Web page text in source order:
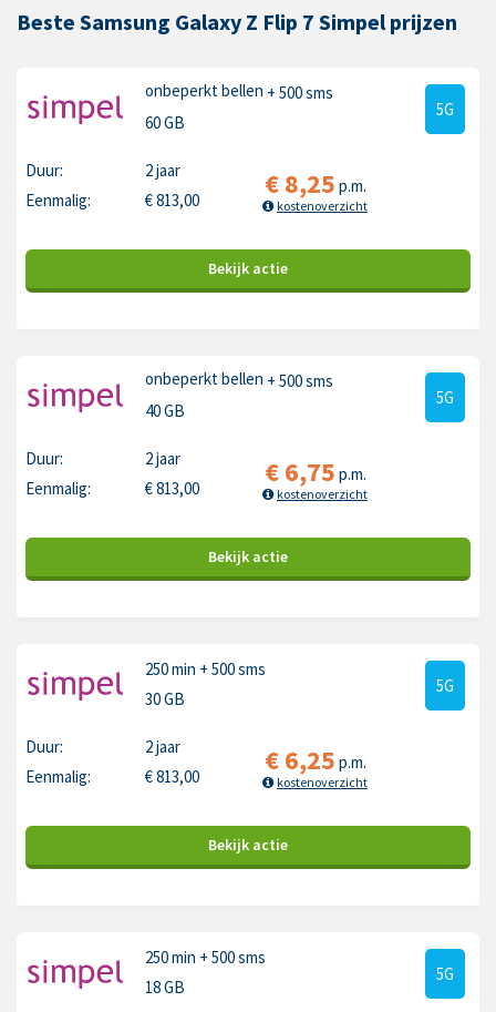
Beste Samsung Galaxy Z Flip 7 Simpel prijzen
onbeperkt bellen + 500 sms
60 GB
5G
Duur:
2 jaar
Eenmalig:
€813,00 €8,25 p.m.
kostenoverzicht
Bekijk actie
onbeperkt bellen + 500 sms
40 GB
5G
Duur:
2 jaar
Eenmalig:
€813,00 €6,75 p.m.
kostenoverzicht
Bekijk actie
250 min + 500 sms
30 GB
5G
Duur:
2 jaar
Eenmalig:
€813,00 €6,25 p.m.
kostenoverzicht
Bekijk actie
250 min + 500 sms
18 GB
5G